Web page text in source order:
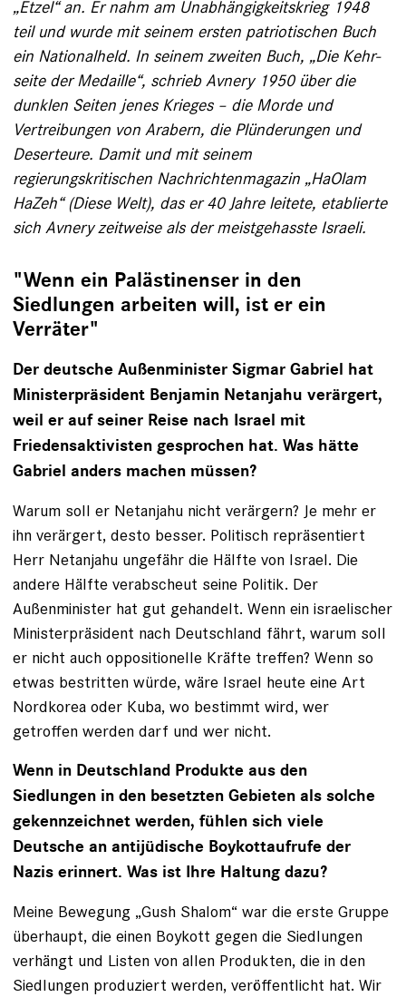
„Etzel“ an. Er nahm am Unabhängigkeitskrieg 1948
teil und wurde mit seinem ersten patriotischen Buch
ein Nationalheld. In seinem zweiten Buch, „Die Kehr­
seite der Medaille“, schrieb Avnery 1950 über die
dunk­len Seiten jenes Krieges – die Morde und
Vertreibungen von Arabern, die Plünderungen und
Deserteure. Damit und mit seinem
regierungskritischen Nachrichtenmagazin ­„HaOlam
HaZeh“ (Diese Welt), das er 40 Jahre leitete, etablierte
sich Avnery zeitweise als der meistgehasste Israeli.
"Wenn ein Palästinenser in den
Siedlungen arbeiten will, ist er ein
Verräter"
Der deutsche Außenminister Sigmar Gabriel hat
Minis­ter­­präsident Benjamin Netanjahu verärgert,
weil er auf seiner Reise nach Israel mit
Friedensaktivisten gesprochen hat. Was hätte
Gabriel anders machen müssen?
Warum soll er Netanjahu nicht verärgern? Je mehr er
ihn verärgert, desto besser. Politisch repräsentiert
Herr Netanjahu ungefähr die Hälfte von Israel. Die
andere Hälfte verabscheut seine Politik. Der
Außenminister hat gut gehandelt. Wenn ein israelischer
Ministerpräsident nach Deutschland fährt, warum soll
er nicht auch oppositionelle Kräfte treffen? Wenn so
etwas bestritten würde, wäre ­Israel heute eine Art
Nordkorea oder Kuba, wo bestimmt wird, wer
getroffen werden darf und wer nicht.
Wenn in Deutschland Produkte aus den
Siedlungen in den besetzten Gebieten als solche
gekennzeichnet werden, fühlen sich viele
Deutsche an antijüdische Boykottaufrufe der
Nazis erinnert. Was ist Ihre Haltung dazu?
Meine Bewegung „Gush Shalom“ war die erste Gruppe
überhaupt, die einen Boykott gegen die Siedlungen
verhängt und Listen von allen Produkten, die in den
Siedlungen produziert werden, veröffentlicht hat. Wir